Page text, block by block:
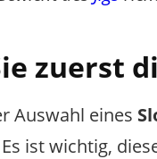
zuerst
Auswahl eines
ist wichtig,